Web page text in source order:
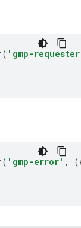
( 'gmp-
( 'gmp-error' , (